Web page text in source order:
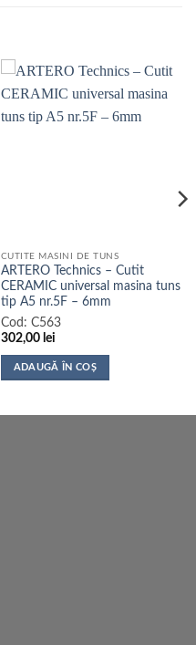
CUTITE MASINI DE TUNS
ARTERO Technics – Cutit
CERAMIC universal masina tuns
tip A5 nr.5F – 6mm
Cod: C563
302,00 lei
ADAUGĂ ÎN COȘ